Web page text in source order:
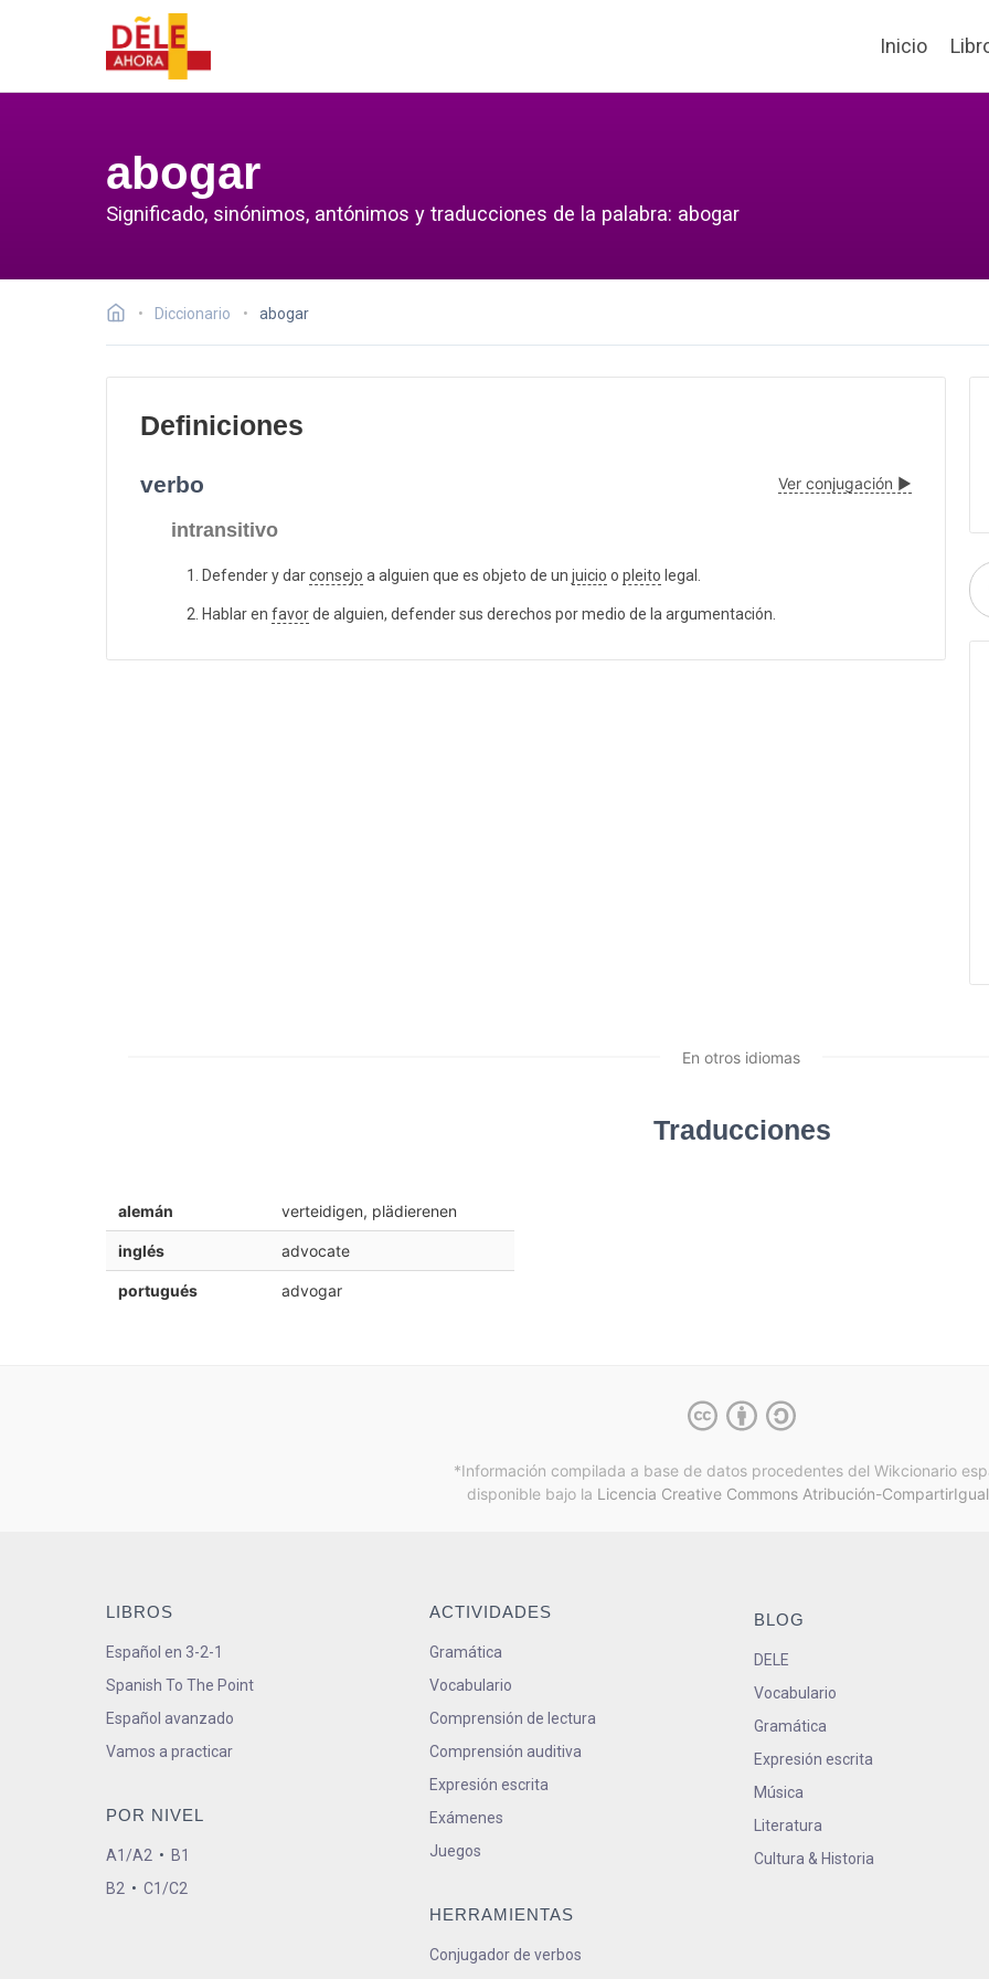
Inicio
abogar
Significado, sinónimos, antónimos y traducciones de la palabra: abogar
Diccionario abogar
Definiciones
verbo Ver conjugación ▶
intransitivo
Defender y darconsejo a alguien que es objeto de un juicio o pleito legal.
Hablar en favorde alguien, defender sus derechos por medio de la argumentación.
En otros idiomas
Traducciones
alemán verteidigen, plädierenen
inglés advocate
portugués advogar
*Información compilada a base de datos procedentes del Wikcionario
disponible bajo la Licencia Creative Commons Atribución-
LIBROS
Español en 3-2-1
Spanish To The Point
Español avanzado
Vamos a practicar
POR NIVEL
A1/A2 • B1
B2 • C1/C2
ACTIVIDADES
Gramática
Vocabulario
Comprensión de lectura
Comprensión auditiva
Expresión escrita
Exámenes
Juegos
HERRAMIENTAS
Conjugador de verbos
BLOG
DELE
Vocabulario
Gramática
Expresión escrita
Música
Literatura
Cultura & Historia